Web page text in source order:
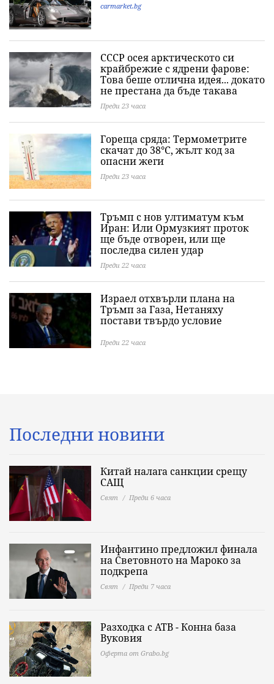
carmarket.bg
СССР осея арктическото си
крайбрежие с ядрени фарове:
Това беше отлична идея... докато
не престана да бъде такава
Преди 23 часа
Гореща сряда: Термометрите
скачат до 38°C, жълт код за
опасни жеги
Преди 23 часа
Тръмп с нов ултиматум към
Иран: Или Ормузкият проток
ще бъде отворен, или ще
последва силен удар
Преди 22 часа
Израел отхвърли плана на
Тръмп за Газа, Нетаняху
постави твърдо условие
Преди 22 часа
Последни новини
Китай налага санкции срещу
САЩ
Свят Преди 6 часа
Инфантино предложил финала
на Световното на Мароко за
подкрепа
Свят Преди 7 часа
Разходка с АТВ - Конна база
Вуковия
Оферта от Grabo.bg